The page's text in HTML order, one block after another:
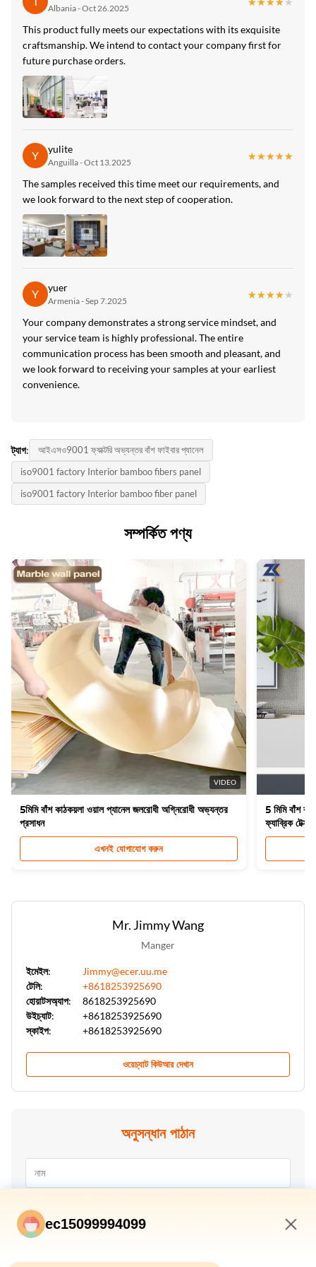
Type:
ধাতব পিভিসি ওয়াল প্যানেল
High Light:
আইএসও9001 ফ্যাক্টরি অভ্যন্তর বাঁশ ফাইবার প্যানেল
আইএসও9001 ফ্যাক্টরি অভ্যন্তর বাঁশ ফাইবার প্যানেল
Albania - Oct 26.2025
This product fully meets our expectations with its exquisite
craftsmanship. We intend to contact your company first for
future purchase orders.
Y yulite
Anguilla - Oct 13.2025
★★★★★
★★★★★
The samples received this time meet our requirements, and
we look forward to the next step of cooperation.
Y yuer
Armenia - Sep 7.2025
★★★★★
★★★★★
Your company demonstrates a strong service mindset, and
your service team is highly professional. The entire
communication process has been smooth and pleasant, and
we look forward to receiving your samples at your earliest
convenience.
ট্যাগ:
আইএসও9001 ফ্যাক্টরি অভ্যন্তর বাঁশ ফাইবার প্যানেল
iso9001 factory Interior bamboo fibers panel
iso9001 factory Interior bamboo fiber panel
সম্পর্কিত পণ্য
VIDEO
5মিমি বাঁশ কাঠকয়লা ওয়াল প্যানেল জলরোধী অগ্নিরোধী অভ্যন্তর
প্রসাধন
এখনই যোগাযোগ করুন
5 মিমি বাঁশ
ফ্যাব্রিক
Mr. Jimmy Wang
Manger
ইমেইল:
Jimmy@ecer.uu.me
টেলি:
+8618253925690
হোয়াটসঅ্যাপ:
8618253925690
উইচ্যাট:
+8618253925690
স্কাইপ:
+8618253925690
ওয়েচ্যাট কিউআর দেখান
অনুসন্ধান পাঠান
ec15099994099